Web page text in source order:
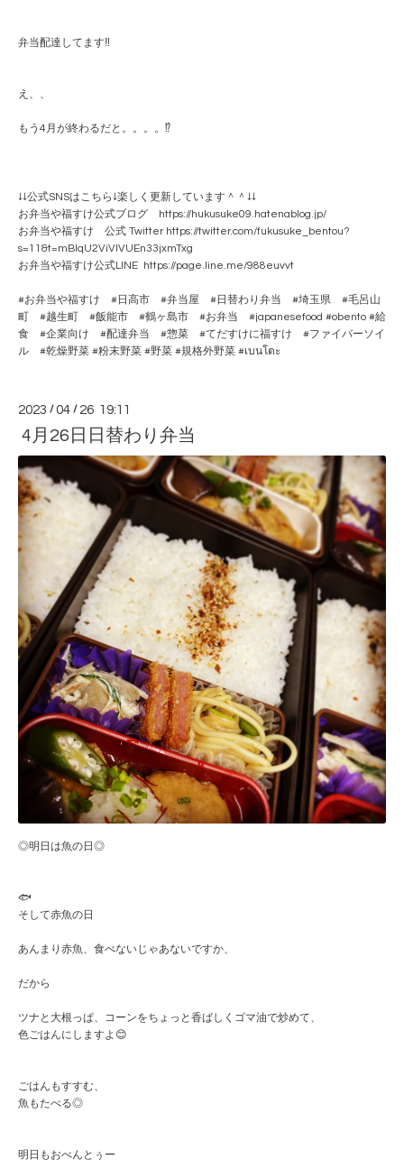
弁当配達してます‼️
え、、
もう4月が終わるだと。。。。⁉️
↓↓公式SNSはこちら↓楽しく更新しています＾＾↓↓
お弁当や福すけ公式ブログ https://hukusuke09.hatenablog.jp/
お弁当や福すけ 公式 Twitter https://twitter.com/fukusuke_bentou?
s=11&t=mBlqU2ViVlVUEn33jxmTxg
お弁当や福すけ公式LINE https://page.line.me/988euvvt
#お弁当や福すけ #日高市 #弁当屋 #日替わり弁当 #埼玉県 #毛呂山
町 #越生町 #飯能市 #鶴ヶ島市 #お弁当 #japanesefood #obento #給
食 #企業向け #配達弁当 #惣菜 #てだすけに福すけ #ファイバーソイ
ル #乾燥野菜 #粉末野菜 #野菜 #規格外野菜 #เบนโตะ
2023 /04 / 26 19:11
4月26日日替わり弁当
◎明日は魚の日◎
🐟
そして赤魚の日
あんまり赤魚、食べないじゃあないですか、
だから
ツナと大根っぱ、コーンをちょっと香ばしくゴマ油で炒めて、
色ごはんにしますよ😊
ごはんもすすむ、
魚もたべる◎
明日もおべんとぅー